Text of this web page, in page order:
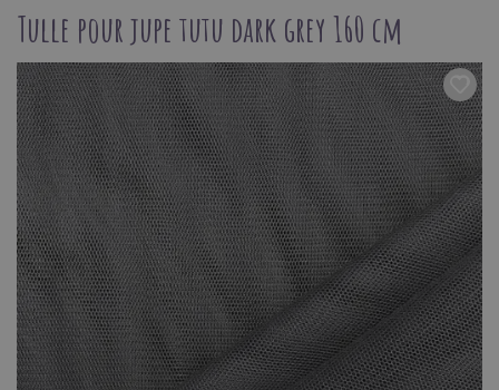
Tulle pour jupe tutu dark grey 160 cm